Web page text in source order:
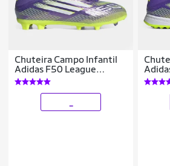
Chuteira Campo Infantil
Adidas F50 League
Unissex